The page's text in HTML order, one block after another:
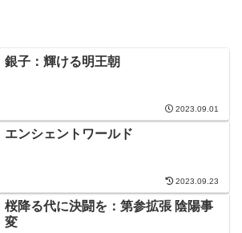
銀子：輝ける明王朝
2023.09.01
エンシェントワールド
2023.09.23
桜降る代に決闘を：第参拡張 陰陽事
変